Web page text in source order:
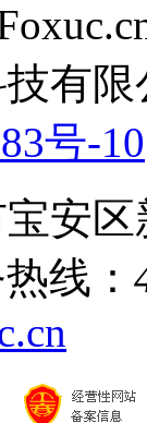
有限
号-10
安
线：